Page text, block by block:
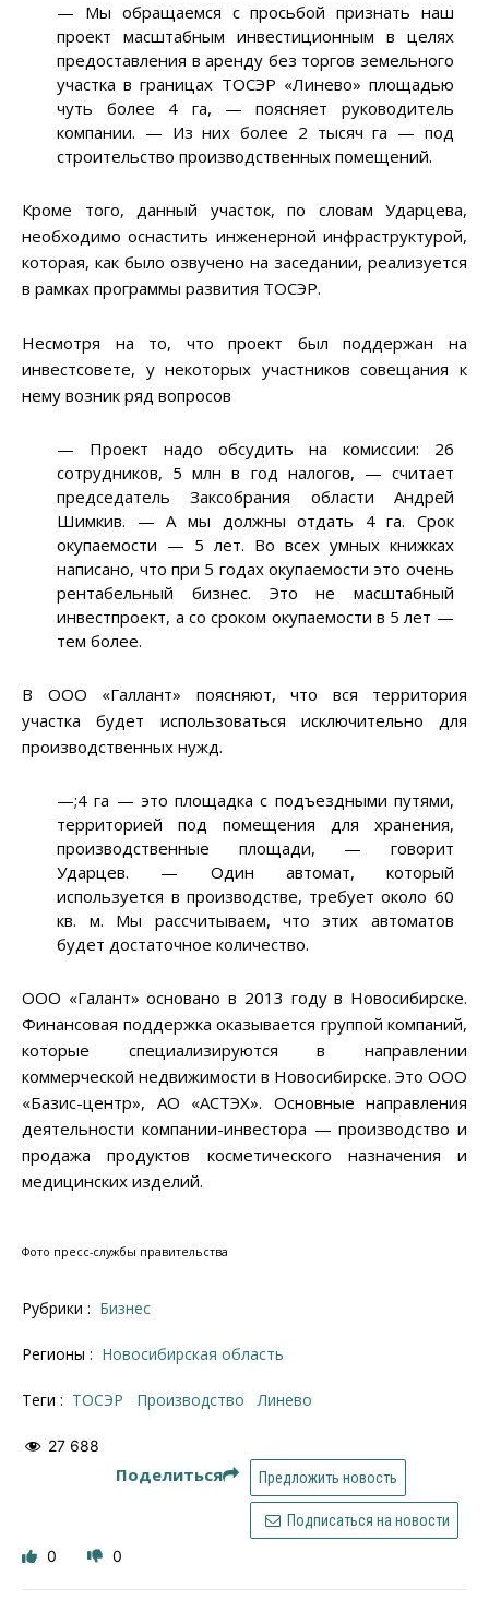
— Мы обращаемся с просьбой признать наш
проект масштабным инвестиционным в целях
предоставления в аренду без торгов земельного
участка в границах ТОСЭР «Линево» площадью
чуть более 4 га, — поясняет руководитель
компании. — Из них более 2 тысяч га — под
строительство производственных помещений.
Кроме того, данный участок, по словам Ударцева,
необходимо оснастить инженерной инфраструктурой,
которая, как было озвучено на заседании, реализуется
в рамках программы развития ТОСЭР.
Несмотря на то, что проект был поддержан на
инвестсовете, у некоторых участников совещания к
нему возник ряд вопросов
— Проект надо обсудить на комиссии: 26
сотрудников, 5 млн в год налогов, — считает
председатель Заксобрания области Андрей
Шимкив. — А мы должны отдать 4 га. Срок
окупаемости — 5 лет. Во всех умных книжках
написано, что при 5 годах окупаемости это очень
рентабельный бизнес. Это не масштабный
инвестпроект, а со сроком окупаемости в 5 лет —
тем более.
В ООО «Галлант» поясняют, что вся территория
участка будет использоваться исключительно для
производственных нужд.
—;4 га — это площадка с подъездными путями,
территорией под помещения для хранения,
производственные площади, — говорит
Ударцев. — Один автомат, который
используется в производстве, требует около 60
кв. м. Мы рассчитываем, что этих автоматов
будет достаточное количество.
ООО «Галант» основано в 2013 году в Новосибирске.
Финансовая поддержка оказывается группой компаний,
которые специализируются в направлении
коммерческой недвижимости в Новосибирске. Это ООО
«Базис-центр», АО «АСТЭХ». Основные направления
деятельности компании-инвестора — производство и
продажа продуктов косметического назначения и
медицинских изделий.
Фото пресс-службы правительства
Рубрики : Бизнес
Регионы : Новосибирская область
Теги : ТОСЭР производство Линево
27 688
Поделиться Предложить новость
Подписаться на новости
0 0